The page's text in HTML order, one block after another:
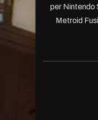
per Nintendo
Metroid